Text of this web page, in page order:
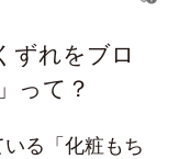
ずれをブロ
って？
る「化粧もち